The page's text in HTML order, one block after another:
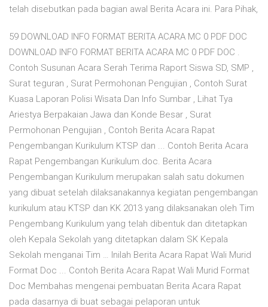
telah disebutkan pada bagian awal Berita Acara ini. Para Pihak,
59 DOWNLOAD INFO FORMAT BERITA ACARA MC 0 PDF DOC
DOWNLOAD INFO FORMAT BERITA ACARA MC 0 PDF DOC .
Contoh Susunan Acara Serah Terima Raport Siswa SD, SMP ,
Surat teguran , Surat Permohonan Pengujian , Contoh Surat
Kuasa Laporan Polisi Wisata Dan Info Sumbar , Lihat Tya
Ariestya Berpakaian Jawa dan Konde Besar , Surat
Permohonan Pengujian , Contoh Berita Acara Rapat
Pengembangan Kurikulum KTSP dan ... Contoh Berita Acara
Rapat Pengembangan Kurikulum.doc. Berita Acara
Pengembangan Kurikulum merupakan salah satu dokumen
yang dibuat setelah dilaksanakannya kegiatan pengembangan
kurikulum atau KTSP dan KK 2013 yang dilaksanakan oleh Tim
Pengembang Kurikulum yang telah dibentuk dan ditetapkan
oleh Kepala Sekolah yang ditetapkan dalam SK Kepala
Sekolah menganai Tim … Inilah Berita Acara Rapat Wali Murid
Format Doc ... Contoh Berita Acara Rapat Wali Murid Format
Doc Membahas mengenai pembuatan Berita Acara Rapat
pada dasarnya di buat sebagai pelaporan untuk